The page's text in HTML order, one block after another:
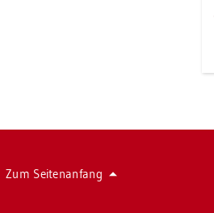
Zum Sei­ten­an­fang